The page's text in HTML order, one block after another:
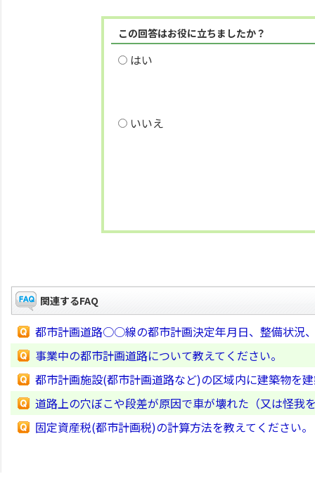
この回答はお役に立ちましたか？
はい
いいえ
関連するFAQ
都市計画道路○○線の都市計画決定年月日、整備状況
事業中の都市計画道路について教えてください。
都市計画施設(都市計画道路など)の区域内に建築物を
道路上の穴ぼこや段差が原因で車が壊れた（又は怪我
固定資産税(都市計画税)の計算方法を教えてください。